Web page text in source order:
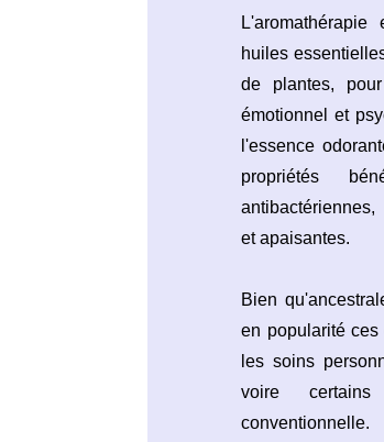
huiles
de plantes,
émotionnel et
l'essence
propriétés
et apaisantes.
Bien
en popularité ces
les soins
voire